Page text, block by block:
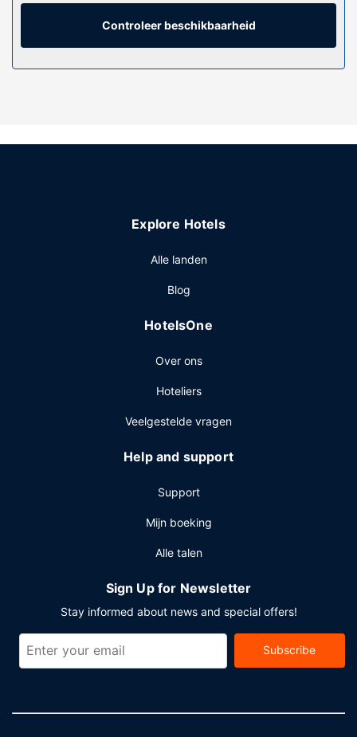
bijvoorbeeld een kluis, een gratis krant en een telefoon
met gratis lokale gesprekken.
Algemene voorziening
Maak gebruik van handige voorzieningen zoals gratis wifi,
receptie, dagelijks aangeboden. Sluit je dag af met een
tot 10.30 uur genieten van een gratis uitgebreid ontbijt.
lobby, een 24-uurs receptie en een bagageopslagruimte.
Controleer beschikbaarheid
Explore Hotels
Alle landen
Blog
HotelsOne
Over ons
Hoteliers
Veelgestelde vragen
Help and support
Support
Mijn boeking
Alle talen
Sign Up for Newsletter
Stay informed about news and special offers!
Subscribe